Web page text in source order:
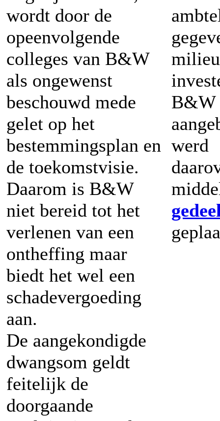
wordt door de
opeenvolgende
colleges van B&W
als ongewenst
beschouwd mede
gelet op het
bestemmingsplan en
de toekomstvisie.
Daarom is B&W
niet bereid tot het
verlenen van een
ontheffing maar
biedt het wel een
schadevergoeding
aan.
De aangekondigde
dwangsom geldt
feitelijk de
doorgaande